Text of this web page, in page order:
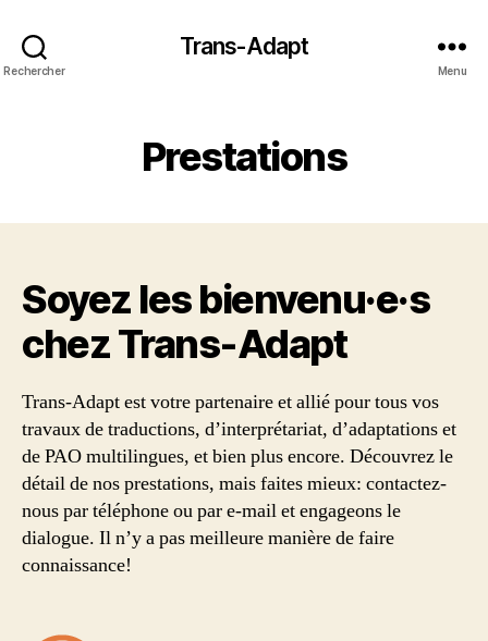
Rechercher
Trans-Adapt
Menu
Prestations
Soyez les bienvenu·e·s
chez Trans‑Adapt
Trans-Adapt est votre partenaire et allié pour tous vos
travaux de traductions, d’interprétariat, d’adaptations et
de PAO multilingues, et bien plus encore. Découvrez le
détail de nos prestations, mais faites mieux: contactez-
nous par téléphone ou par e-mail et engageons le
dialogue. Il n’y a pas meilleure manière de faire
connaissance!